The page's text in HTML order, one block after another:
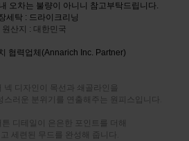
오차는 불량이 아니니 참고부탁드립니다.
세탁 : 드라이크리닝
원산지 : 대한민국
협력업체(Annarich Inc. Partner)
넥 디자인이 목선과 쇄골라인을
러운 분위기를 연출해주는 원피스입니다.
디테일이 은은한 포인트를 더해
세련된 무드를 완성해 줍니다.